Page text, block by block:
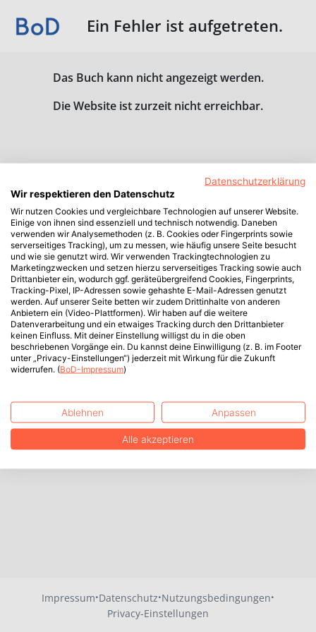
Ein Fehler ist aufgetreten.
Das Buch kann nicht angezeigt werden.
Die Website ist zurzeit nicht erreichbar.
Impressum·Datenschutz·Nutzungsbedingungen·
Privacy-Einstellungen
Datenschutzerklärung
Wir respektieren den Datenschutz
Wir nutzen Cookies und vergleichbare Technologien auf unserer Website.
Einige von ihnen sind essenziell und technisch notwendig. Daneben
verwenden wir Analysemethoden (z. B. Cookies oder Fingerprints sowie
serverseitiges Tracking), um zu messen, wie häufig unsere Seite besucht
und wie sie genutzt wird. Wir verwenden Trackingtechnologien zu
Marketingzwecken und setzen hierzu serverseitiges Tracking sowie auch
Drittanbieter ein, wodurch ggf. geräteübergreifend Cookies, Fingerprints,
Tracking-Pixel, IP-Adressen sowie gehashte E-Mail-Adressen genutzt
werden. Auf unserer Seite betten wir zudem Drittinhalte von anderen
Anbietern ein (Video-Plattformen). Wir haben auf die weitere
Datenverarbeitung und ein etwaiges Tracking durch den Drittanbieter
keinen Einfluss. Mit deiner Einstellung willigst du in die oben
beschriebenen Vorgänge ein. Du kannst deine Einwilligung (z. B. im Footer
unter „Privacy-Einstellungen“) jederzeit mit Wirkung für die Zukunft
widerrufen. (BoD-Impressum)
Ablehnen Anpassen
Alle akzeptieren